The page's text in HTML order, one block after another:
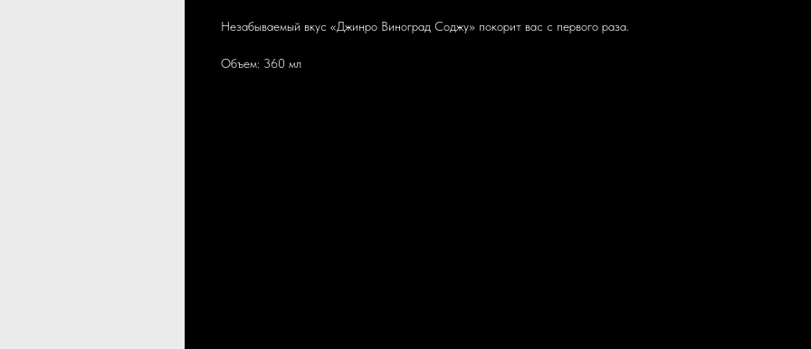
Незабываемый вкус «Джинро Виноград Соджу» покорит вас с первого раза.
Объем: 360 мл